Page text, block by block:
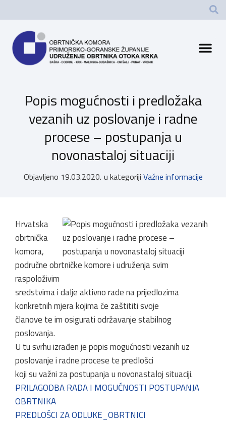
Popis mogućnosti i predložaka
vezanih uz poslovanje i radne
procese – postupanja u
novonastaloj situaciji
Objavljeno 19.03.2020. u kategoriji Važne informacije
Hrvatska
obrtnička
komora,
područne obrtničke komore i udruženja svim
raspoloživim
sredstvima i dalje aktivno rade na prijedlozima
konkretnih mjera kojima će zaštititi svoje
članove te im osigurati održavanje stabilnog
poslovanja.
U tu svrhu izrađen je popis mogućnosti vezanih uz
poslovanje i radne procese te predlošci
koji su važni za postupanja u novonastaloj situaciji.
PRILAGODBA RADA I MOGUĆNOSTI POSTUPANJA
OBRTNIKA
PREDLOŠCI ZA ODLUKE_OBRTNICI